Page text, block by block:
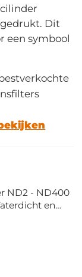
Dit
een symbool
ND2 - ND400
en
Serie